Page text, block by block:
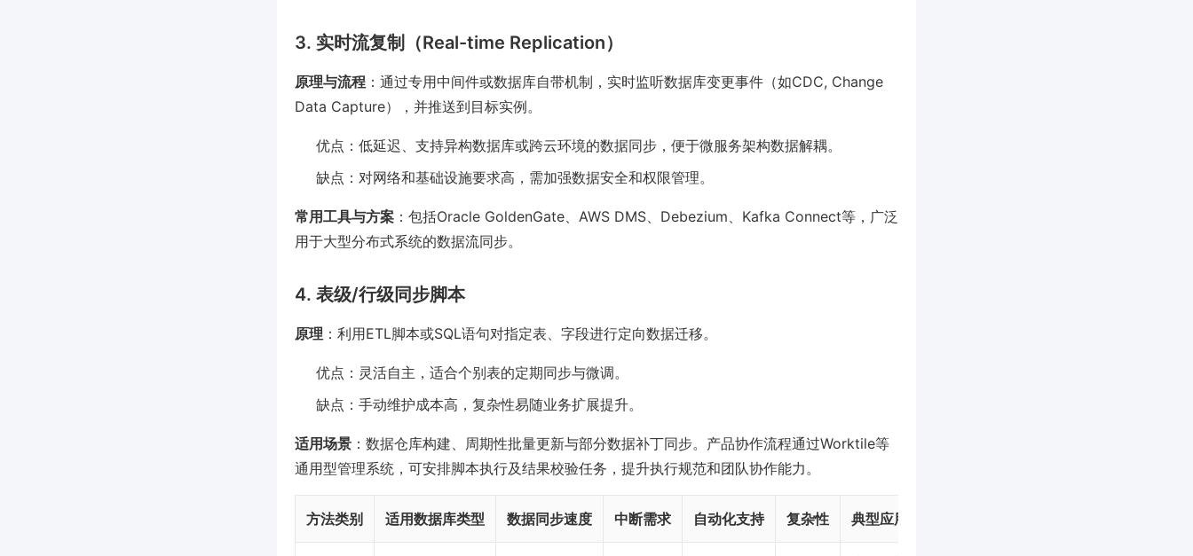
3. 实时流复制（Real-time Replication）
原理与流程 ：通过专用中间件或数据库自带机制，实时监听数据库变更事件（如CDC, Change
Data Capture），并推送到目标实例。
优点：低延迟、支持异构数据库或跨云环境的数据同步，便于微服务架构数据解耦。
缺点：对网络和基础设施要求高，需加强数据安全和权限管理。
常用工具与方案 ：包括Oracle GoldenGate、AWS DMS、Debezium、Kafka Connect等，广泛
用于大型分布式系统的数据流同步。
4. 表级/行级同步脚本
原理 ：利用ETL脚本或SQL语句对指定表、字段进行定向数据迁移。
优点：灵活自主，适合个别表的定期同步与微调。
缺点：手动维护成本高，复杂性易随业务扩展提升。
适用场景 ：数据仓库构建、周期性批量更新与部分数据补丁同步。产品协作流程通过Worktile等
通用型管理系统，可安排脚本执行及结果校验任务，提升执行规范和团队协作能力。
方法类别 适用数据库类型 数据同步速度 中断需求 自动化支持 复杂性 典型应用场景